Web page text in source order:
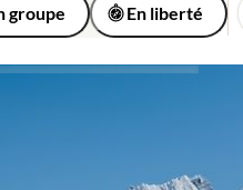
en terrasses aux hauts
groupe En liberté